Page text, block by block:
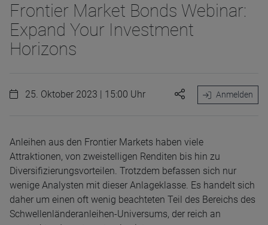
Frontier Market Bonds Webinar:
Expand Your Investment
Horizons
25. Oktober 2023 | 15:00 Uhr Anmelden
Anleihen aus den Frontier Markets haben viele
Attraktionen, von zweistelligen Renditen bis hin zu
Diversifizierungsvorteilen. Trotzdem befassen sich nur
wenige Analysten mit dieser Anlageklasse. Es handelt sich
daher um einen oft wenig beachteten Teil des Bereichs des
Schwellenländeranleihen-Universums, der reich an